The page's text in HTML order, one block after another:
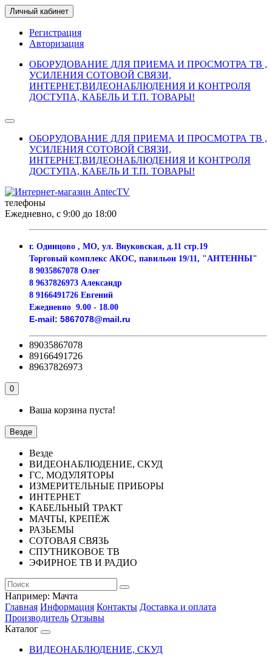
Личный кабинет
Регистрация
Авторизация
ОБОРУДОВАНИЕ ДЛЯ ПРИЕМА И ПРОСМОТРА ТВ ,
УСИЛЕНИЯ СОТОВОЙ СВЯЗИ,
ИНТЕРНЕТ,ВИДЕОНАБЛЮДЕНИЯ И КОНТРОЛЯ
ДОСТУПА, КАБЕЛЬ И Т.П. ТОВАРЫ!
ОБОРУДОВАНИЕ ДЛЯ ПРИЕМА И ПРОСМОТРА ТВ ,
УСИЛЕНИЯ СОТОВОЙ СВЯЗИ,
ИНТЕРНЕТ,ВИДЕОНАБЛЮДЕНИЯ И КОНТРОЛЯ
ДОСТУПА, КАБЕЛЬ И Т.П. ТОВАРЫ!
телефоны
Ежедневно, с 9:00 до 18:00
г. Одинцово , МО, ул. Внуковская, д.11 стр.19
Торговый комплекс АКОС, павильон 19/11, "АНТЕННЫ"
8 9035867078 Олег
8 9637826973 Александр
8 9166491726 Евгений
Ежедневно 9.00 - 18.00
E-mail: 5867078@mail.ru
89035867078
89166491726
89637826973
0
Ваша корзина пуста!
Везде
Везде
ВИДЕОНАБЛЮДЕНИЕ, СКУД
ГС, МОДУЛЯТОРЫ
ИЗМЕРИТЕЛЬНЫЕ ПРИБОРЫ
ИНТЕРНЕТ
КАБЕЛЬНЫЙ ТРАКТ
МАЧТЫ, КРЕПЁЖ
РАЗЬЕМЫ
СОТОВАЯ СВЯЗЬ
СПУТНИКОВОЕ ТВ
ЭФИРНОЕ ТВ И РАДИО
Например: Мачта
Главная Информация Контакты Доставка и оплата
Производитель Отзывы
Каталог
ВИДЕОНАБЛЮДЕНИЕ, СКУД